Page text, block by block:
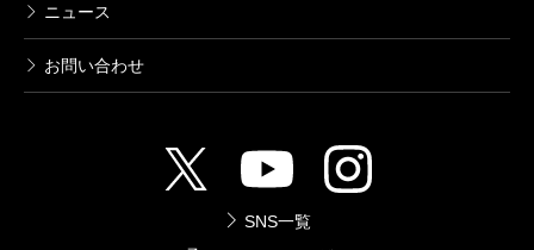
ニュース
お問い合わせ
SNS一覧